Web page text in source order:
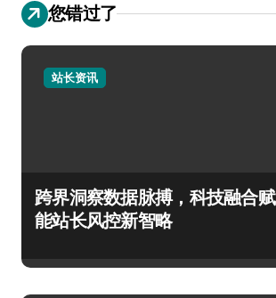
您错过了
站长资讯
跨界洞察数据脉搏，科技融合赋
能站长风控新智略